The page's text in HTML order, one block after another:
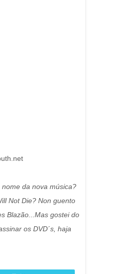
da nova música?
Not Die? Non guento
Blazão...Mas gostei do
os DVD´s, haja